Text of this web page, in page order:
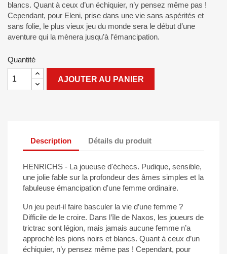
blancs. Quant à ceux d’un échiquier, n’y pensez même pas !
Cependant, pour Eleni, prise dans une vie sans aspérités et
sans folie, le plus vieux jeu du monde sera le début d’une
aventure qui la mènera jusqu’à l’émancipation.
Quantité
AJOUTER AU PANIER
Description Détails du produit
HENRICHS - La joueuse d'échecs. Pudique, sensible,
une jolie fable sur la profondeur des âmes simples et la
fabuleuse émancipation d'une femme ordinaire.
Un jeu peut-il faire basculer la vie d’une femme ?
Difficile de le croire. Dans l’île de Naxos, les joueurs de
trictrac sont légion, mais jamais aucune femme n’a
approché les pions noirs et blancs. Quant à ceux d’un
échiquier, n’y pensez même pas ! Cependant, pour